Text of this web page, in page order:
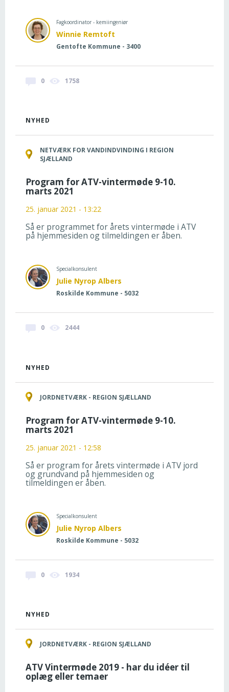
Fagkoordinator - kemiingeniør
Winnie Remtoft
Gentofte Kommune - 3400
0 1758
NYHED
NETVÆRK FOR VANDINDVINDING I REGION
SJÆLLAND
Program for ATV-vintermøde 9-10.
marts 2021
25. januar 2021 - 13:22
Så er programmet for årets vintermøde i ATV
på hjemmesiden og tilmeldingen er åben.
Specialkonsulent
Julie Nyrop Albers
Roskilde Kommune - 5032
0 2444
NYHED
JORDNETVÆRK - REGION SJÆLLAND
Program for ATV-vintermøde 9-10.
marts 2021
25. januar 2021 - 12:58
Så er program for årets vintermøde i ATV jord
og grundvand på hjemmesiden og
tilmeldingen er åben.
Specialkonsulent
Julie Nyrop Albers
Roskilde Kommune - 5032
0 1934
NYHED
JORDNETVÆRK - REGION SJÆLLAND
ATV Vintermøde 2019 - har du idéer til
oplæg eller temaer